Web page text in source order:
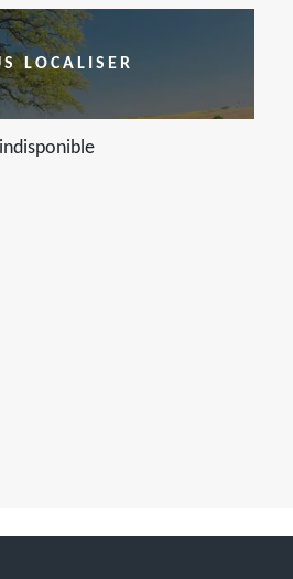
LOCALISER
indisponible